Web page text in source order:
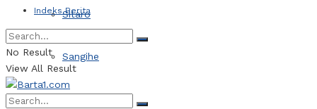
Sitaro
Sangihe
Indeks Berita
No Result
View All Result